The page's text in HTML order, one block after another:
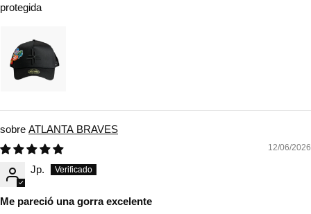
protegida
ATLANTA BRAVES
12/06/2026
Jp.
Me pareció una gorra excelente